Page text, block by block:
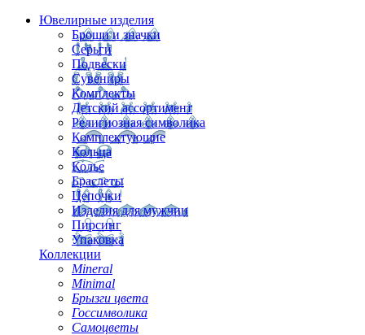
Ювелирные изделия
Броши и значки
Серьги
Подвески
Сувениры
Комплекты
Детский ассортимент
Религиозная символика
Комплектующие
Кольца
Колье
Браслеты
Цепочки
Изделия для мужчин
Пирсинг
Упаковка
Коллекции
Mineral
Minimal
Брызги цвета
Госсимволика
Самоцветы